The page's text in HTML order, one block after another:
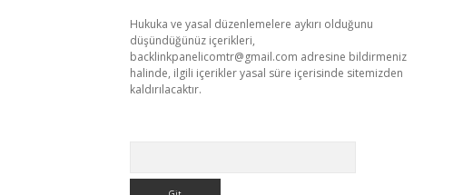
Hukuka ve yasal düzenlemelere aykırı olduğunu
düşündüğünüz içerikleri,
backlinkpanelicomtr@gmail.com adresine bildirmeniz
halinde, ilgili içerikler yasal süre içerisinde sitemizden
kaldırılacaktır.